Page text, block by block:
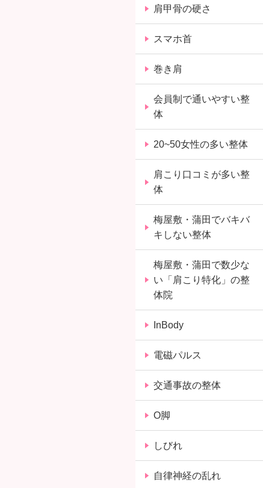
肩甲骨の硬さ
スマホ首
巻き肩
会員制で通いやすい整
体
20~50女性の多い整体
肩こり口コミが多い整
体
梅屋敷・蒲田でバキバ
キしない整体
梅屋敷・蒲田で数少な
い「肩こり特化」の整
体院
InBody
電磁パルス
交通事故の整体
O脚
しびれ
自律神経の乱れ